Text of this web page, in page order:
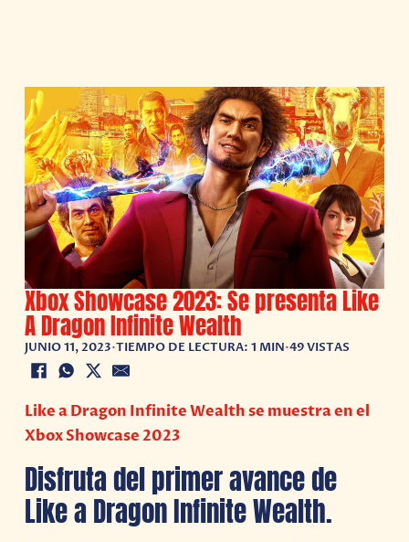
Xbox Showcase 2023: Se presenta Like
A Dragon Infinite Wealth
JUNIO 11, 2023•TIEMPO DE LECTURA: 1 MIN•49 VISTAS
Like a Dragon Infinite Wealth se muestra en el
Xbox Showcase 2023
Disfruta del primer avance de
Like a Dragon Infinite Wealth.